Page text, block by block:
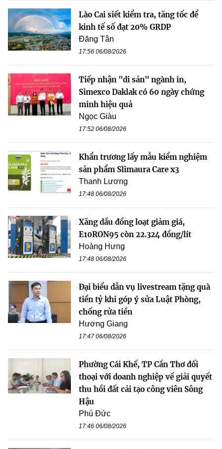
Lào Cai siết kiểm tra, tăng tốc để
kinh tế số đạt 20% GRDP
Đăng Tân
17:56 06/08/2026
Tiếp nhận "di sản" ngành in,
Simexco Daklak có 60 ngày chứng
minh hiệu quả
Ngọc Giàu
17:52 06/08/2026
Khẩn trương lấy mẫu kiểm nghiệm
sản phẩm Slimaura Care x3
Thanh Lương
17:48 06/08/2026
Xăng dầu đồng loạt giảm giá,
E10RON95 còn 22.324 đồng/lít
Hoàng Hưng
17:48 06/08/2026
Đại biểu dẫn vụ livestream tặng quà
tiền tỷ khi góp ý sửa Luật Phòng,
chống rửa tiền
Hương Giang
17:47 06/08/2026
Phường Cái Khế, TP Cần Thơ đối
thoại với doanh nghiệp về giải quyết
thu hồi đất cải tạo công viên Sông
Hậu
Phú Đức
17:46 06/08/2026